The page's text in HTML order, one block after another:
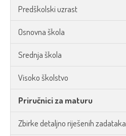
Predškolski uzrast
Osnovna škola
Srednja škola
Visoko školstvo
Priručnici za maturu
Zbirke detaljno riješenih zadataka